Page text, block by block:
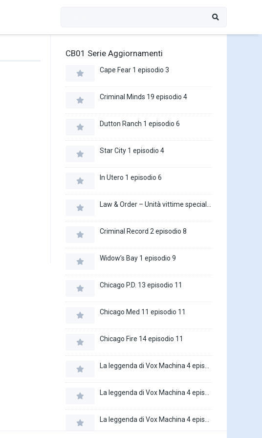
CB01 Serie Aggiornamenti
Cape Fear 1 episodio 3
Criminal Minds 19 episodio 4
Dutton Ranch 1 episodio 6
Star City 1 episodio 4
In Utero 1 episodio 6
Criminal Record 2 episodio 8
Widow’s Bay 1 episodio 9
Chicago P.D. 13 episodio 11
Chicago Med 11 episodio 11
Chicago Fire 14 episodio 11